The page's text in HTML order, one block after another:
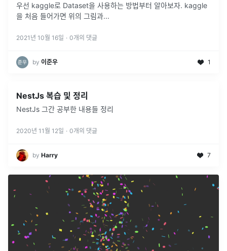
우선 kaggle로 Dataset을 사용하는 방법부터 알아보자. kaggle
을 처음 들어가면 위의 그림과...
2021년 10월 16일 · 0개의 댓글
by 이준우 1
NestJs 복습 및 정리
NestJs 그간 공부한 내용들 정리
2020년 11월 12일 · 0개의 댓글
by Harry 7